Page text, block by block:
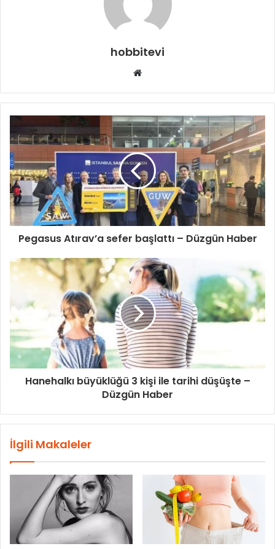
hobbitevi
Web
Pegasus Atırav’a sefer başlattı – Düzgün Haber
Hanehalkı büyüklüğü 3 kişi ile tarihi düşüşte –
Düzgün Haber
İlgili Makaleler